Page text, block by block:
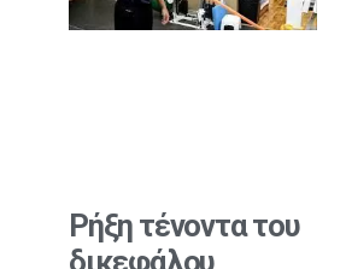
Ρήξη τένοντα του
δικεφάλου